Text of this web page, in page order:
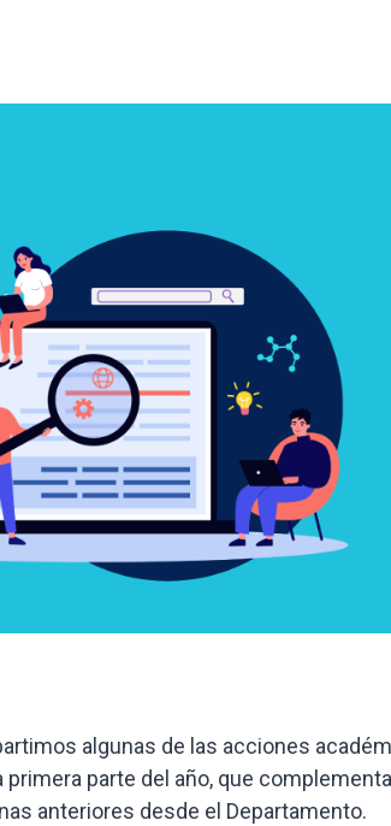
algunas de las acciones
parte del año, que
anteriores desde el Departamento.